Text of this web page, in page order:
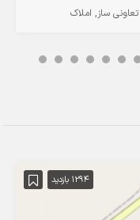
تعاونی ساز املاک
1294 بازدید